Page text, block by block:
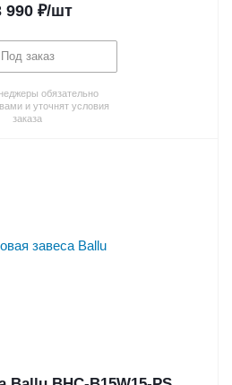
990 ₽/шт
Под заказ
обязательно
и уточнят условия
заказа